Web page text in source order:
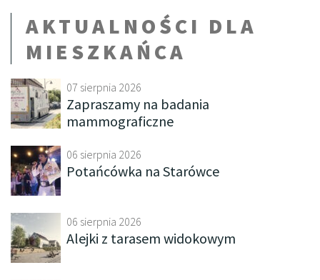
AKTUALNOŚCI DLA
MIESZKAŃCA
07 sierpnia 2026
Zapraszamy na badania
mammograficzne
06 sierpnia 2026
Potańcówka na Starówce
06 sierpnia 2026
Alejki z tarasem widokowym